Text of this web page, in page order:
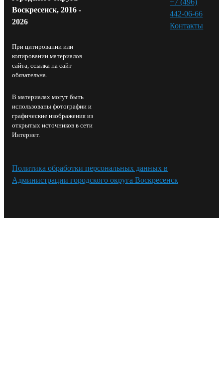
Воскресенск, 2016 -
2026
При цитировании или
копировании материалов
сайта, ссылка на сайт
обязательна.
В материалах могут быть
использованы фотографии и
графические изображения из
открытых источников в сети
Интернет.
442-06-66
Контакты⁠
Политика обработки персональных данных в
Администрации городского округа Воскресенск